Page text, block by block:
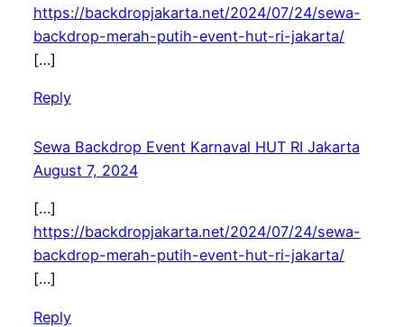
https://backdropjakarta.net/2024/07/24/sewa-
backdrop-merah-putih-event-hut-ri-jakarta/
[…]
Reply
Sewa Backdrop Event Karnaval HUT RI Jakarta
August 7, 2024
[…]
https://backdropjakarta.net/2024/07/24/sewa-
backdrop-merah-putih-event-hut-ri-jakarta/
[…]
Reply